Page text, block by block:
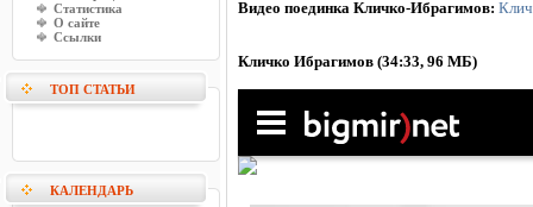
Статистика
О сайте
Ссылки
ТОП СТАТЬИ
КАЛЕНДАРЬ
Видео поединка Кличко-Ибрагимов:
Кличко Ибрагимов (34:33, 96 МБ)